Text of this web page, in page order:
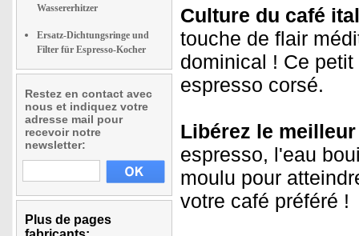
Wassererhitzer
Ersatz-Dichtungsringe und
Filter für Espresso-Kocher
Restez en contact avec
nous et indiquez votre
adresse mail pour
recevoir notre
newsletter:
Plus de pages
Culture du café
touche de flair
dominical ! Ce
espresso corsé.
Libérez le
espresso, l'eau
moulu pour
votre café préféré !